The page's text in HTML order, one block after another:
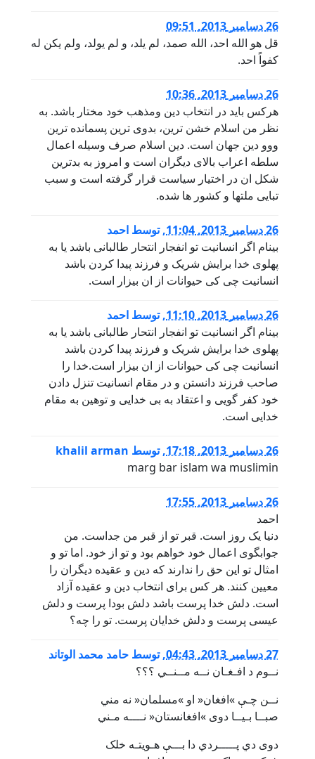
26 دسامبر 2013, 09:51
قل هو الله احد، الله صمد، لم یلد، و لم یولد، ولم یکن له
کفواً احد.
26 دسامبر 2013, 10:36
هرکس باید در انتخاب دین ومذهب خود مختار باشد. به
نظر من اسلام خشن ترین، بدوی ترین پسمانده ترین
ووو دین جهان است. دین اسلام صرف وسیله اعمال
سلطه اعراب بالای دیگران است و امروز به بدترین
شکل ان در اختیار سیاست قرار گرفته است و سبب
تبایی ملتها و کشور ها شده.
26 دسامبر 2013, 11:04 ,توسط احمد
بینام اگر انسانیت تو انفجار انتحار طالبانی باشد یا به
پهلوی خدا برایش شریک و فرزند پیدا کردن باشد
انسانیت چی کی حیوانات از ان بیزار است.
26 دسامبر 2013, 11:10 ,توسط احمد
بینام اگر انسانیت تو انفجار انتحار طالبانی باشد یا به
پهلوی خدا برایش شریک و فرزند پیدا کردن باشد
انسانیت چی کی حیوانات از ان بیزار است.خدا را
صاحب فرزند دانستن و در مقام انسانیت تنزل دادن
خود کفر گویی و اعتقاد به بی خدایی و توهین به مقام
خدایی است.
26 دسامبر 2013, 17:18 ,توسط khalil arman
marg bar islam wa muslimin
26 دسامبر 2013, 17:55
احمد
دنیا یک روز است. قبر تو از قبر من جداست. من
جوابگوی اعمال خود خواهم بود و تو از خود. اما تو و
امثال تو این حق را ندارند که دین و عقیده دیگران را
معیین کنند. هر کس برای انتخاب دین و عقیده آزاد
است. دلش خدا پرست باشد دلش بودا پرست و دلش
عیسی پرست و دلش خدایان پرست. تو را چه؟
27 دسامبر 2013, 04:43 ,توسط حامد محمد الوتاند
نــوم د افـغـان نــه مــنــي ؟؟؟
نــن چـې »افغان« او »مسلمان« نه مني
صبــا بـيــا دوی »افغانستان« نــــه مـني
دوی دي پـــــردي دا بـــې هـويتـه خلک